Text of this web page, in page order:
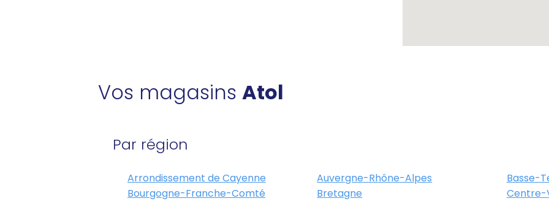
Vos magasins Atol
Par région
Arrondissement de Cayenne Auvergne-Rhône-Alpes
Basse-
Bourgogne-Franche-Comté
Bretagne
Centre-